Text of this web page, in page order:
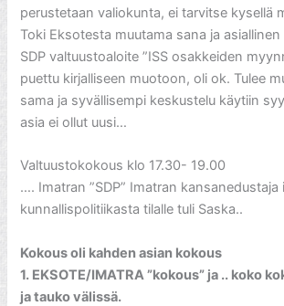
perustetaan valiokunta, ei tarvitse kysellä
Toki Eksotesta muutama sana ja
SDP valtuustoaloite ”ISS osakkeiden
puettu kirjalliseen muotoon, oli ok. Tulee
sama ja syvällisempi keskustelu käytiin
asia ei ollut uusi…
Valtuustokokous klo 17.30- 19.00
…. Imatran ”SDP” Imatran kansanedustaja
kunnallispolitiikasta tilalle tuli Saska..
Kokous oli kahden asian kokous
1. EKSOTE/IMATRA ”kokous” ja .. koko
ja tauko välissä.